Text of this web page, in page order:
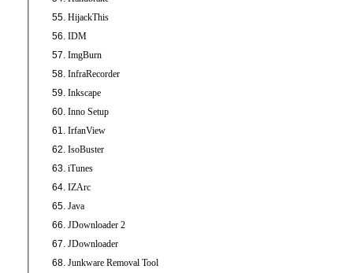
HijackThis
IDM
ImgBurn
InfraRecorder
Inkscape
Inno Setup
IrfanView
IsoBuster
iTunes
IZArc
Java
JDownloader 2
JDownloader
Junkware Removal Tool